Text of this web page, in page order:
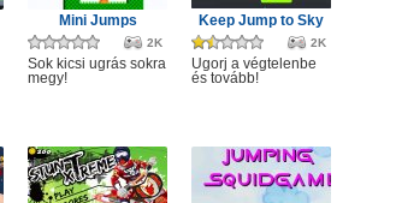
Mini Jumps
2K
Sok kicsi ugrás sokra
megy!
Keep Jump to Sky
2K
Ugorj a végtelenbe
és tovább!